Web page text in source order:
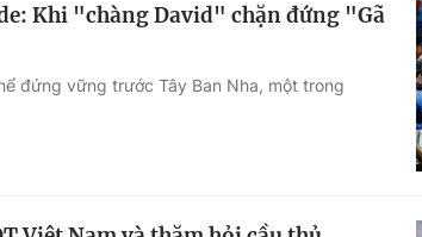
Tuyển sinh
Khi "chàng David" chặn đứng "Gã
đứng vững trước Tây Ban Nha, một trong